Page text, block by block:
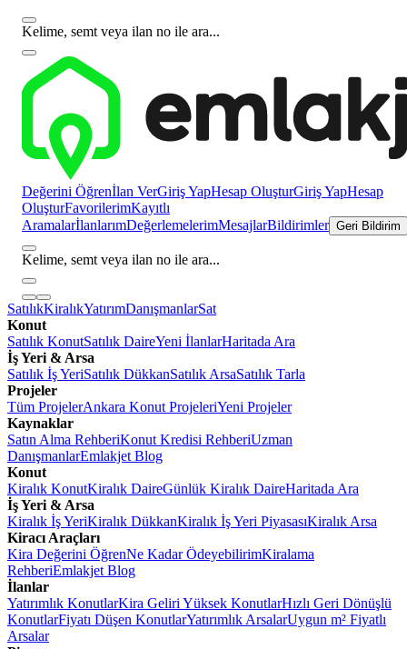
Kelime, semt veya ilan no ile ara...
Değerini Öğrenİlan VerGiriş YapHesap OluşturGiriş YapHesap
OluşturFavorilerimKayıtlı
AramalarİlanlarımDeğerlemelerimMesajlarBildirimler Geri Bildirim
Kelime, semt veya ilan no ile ara...
SatılıkKiralıkYatırımDanışmanlarSat
Konut
Satılık KonutSatılık DaireYeni İlanlarHaritada Ara
İş Yeri & Arsa
Satılık İş YeriSatılık DükkanSatılık ArsaSatılık Tarla
Projeler
Tüm ProjelerAnkara Konut ProjeleriYeni Projeler
Kaynaklar
Satın Alma RehberiKonut Kredisi RehberiUzman
DanışmanlarEmlakjet Blog
Konut
Kiralık KonutKiralık DaireGünlük Kiralık DaireHaritada Ara
İş Yeri & Arsa
Kiralık İş YeriKiralık DükkanKiralık İş Yeri PiyasasıKiralık Arsa
Kiracı Araçları
Kira Değerini ÖğrenNe Kadar ÖdeyebilirimKiralama
RehberiEmlakjet Blog
İlanlar
Yatırımlık KonutlarKira Geliri Yüksek KonutlarHızlı Geri Dönüşlü
KonutlarFiyatı Düşen KonutlarYatırımlık ArsalarUygun m² Fiyatlı
Arsalar